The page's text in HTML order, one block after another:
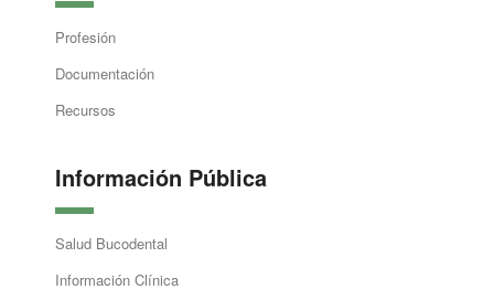
Profesión
Documentación
Recursos
Información Pública
Salud Bucodental
Información Clínica